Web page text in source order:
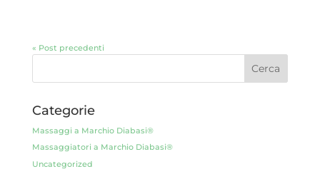
« Post precedenti
Categorie
Massaggi a Marchio Diabasi®
Massaggiatori a Marchio Diabasi®
Uncategorized